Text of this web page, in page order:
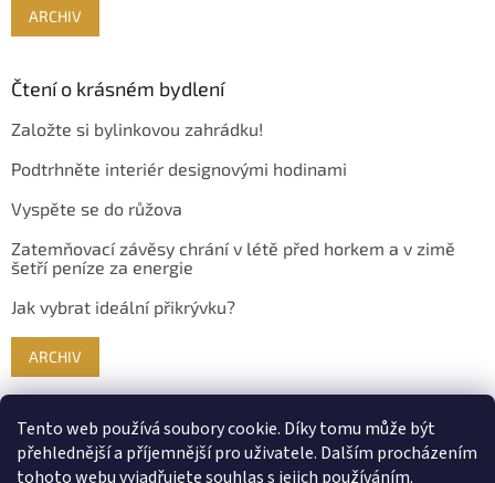
Tento web používá soubory cookie. Díky tomu může být
přehlednější a příjemnější pro uživatele. Dalším procházením
tohoto webu vyjadřujete souhlas s jejich používáním.
ARCHIV
Čtení o krásném bydlení
Založte si bylinkovou zahrádku!
Podtrhněte interiér designovými hodinami
Vyspěte se do růžova
Zatemňovací závěsy chrání v létě před horkem a v zimě
šetří peníze za energie
Jak vybrat ideální přikrývku?
ARCHIV